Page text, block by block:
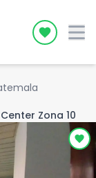
Icon
Zona 10